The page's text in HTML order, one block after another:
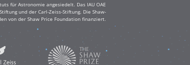
für Astronomie angesiedelt. Das IAU OAE
und der Carl-Zeiss-Stiftung. Die Shaw-
von der Shaw Price Foundation finanziert.